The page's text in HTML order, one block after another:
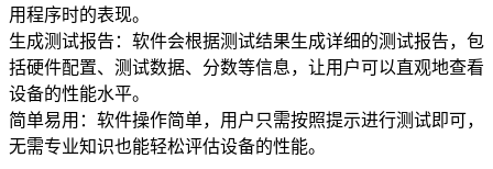
用程序时的表现。
生成测试报告：软件会根据测试结果生成详细的测试报告，包
括硬件配置、测试数据、分数等信息，让用户可以直观地查看
设备的性能水平。
简单易用：软件操作简单，用户只需按照提示进行测试即可，
无需专业知识也能轻松评估设备的性能。